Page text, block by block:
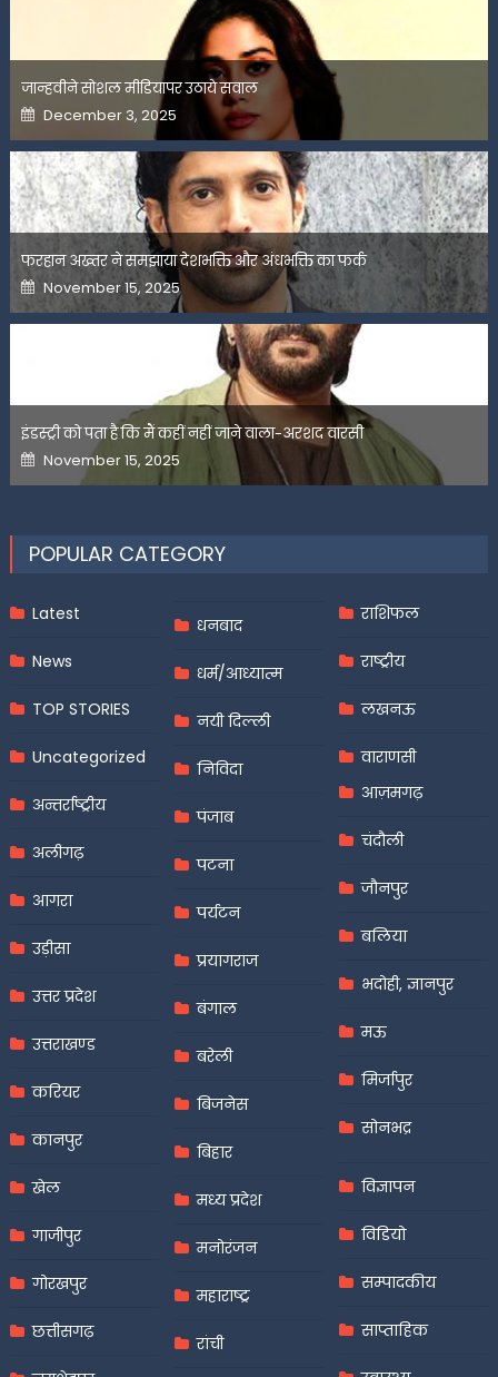
जान्हवीने सोशल मीडियापर उठाये सवाल
Posted
on
December 3, 2025
फरहान अख्तर ने समझाया देशभक्ति और अंधभक्ति का फर्क
Posted
on
November 15, 2025
इंडस्ट्री को पता है कि मैं कहीं नहीं जाने वाला-अरशद वारसी
Posted
on
November 15, 2025
POPULAR CATEGORY
Latest
News
TOP STORIES
Uncategorized
अन्तर्राष्ट्रीय
अलीगढ़
आगरा
उड़ीसा
उत्तर प्रदेश
उत्तराखण्ड
करियर
कानपुर
खेल
गाजीपुर
गोरखपुर
छत्तीसगढ़
धनबाद
धर्म/आध्यात्म
नयी दिल्ली
निविदा
पंजाब
पटना
पर्यटन
प्रयागराज
बंगाल
बरेली
बिजनेस
बिहार
मध्य प्रदेश
मनोरंजन
महाराष्ट्र
रांची
राशिफल
राष्ट्रीय
लखनऊ
वाराणसी
आज़मगढ़
चंदौली
जौनपुर
बलिया
भदोही, ज्ञानपुर
मऊ
मिर्जापुर
सोनभद्र
विज्ञापन
विडियो
सम्पादकीय
साप्ताहिक